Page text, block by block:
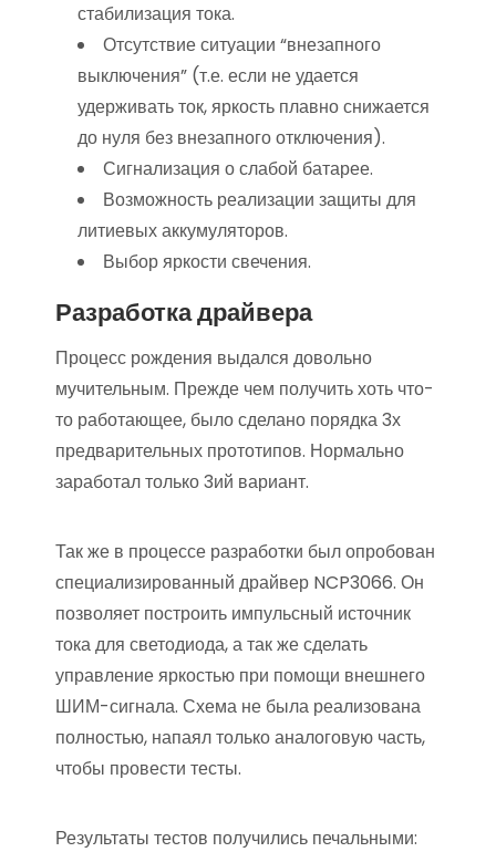
стабилизация тока.
Отсутствие ситуации “внезапного
выключения” (т.е. если не удается
удерживать ток, яркость плавно снижается
до нуля без внезапного отключения).
Сигнализация о слабой батарее.
Возможность реализации защиты для
литиевых аккумуляторов.
Выбор яркости свечения.
Разработка драйвера
Процесс рождения выдался довольно
мучительным. Прежде чем получить хоть что-
то работающее, было сделано порядка 3х
предварительных прототипов. Нормально
заработал только 3ий вариант.
Так же в процессе разработки был опробован
специализированный драйвер NCP3066. Он
позволяет построить импульсный источник
тока для светодиода, а так же сделать
управление яркостью при помощи внешнего
ШИМ-сигнала. Схема не была реализована
полностью, напаял только аналоговую часть,
чтобы провести тесты.
Результаты тестов получились печальными: